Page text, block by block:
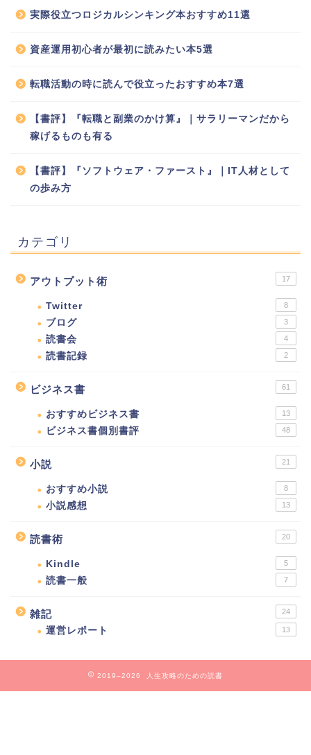
実際役立つロジカルシンキング本おすすめ11選
資産運用初心者が最初に読みたい本5選
転職活動の時に読んで役立ったおすすめ本7選
【書評】『転職と副業のかけ算』｜サラリーマンだから
稼げるものも有る
【書評】『ソフトウェア・ファースト』｜IT人材として
の歩み方
カテゴリ
アウトプット術 17
Twitter 8
ブログ 3
読書会 4
読書記録 2
ビジネス書 61
おすすめビジネス書 13
ビジネス書個別書評 48
小説 21
おすすめ小説 8
小説感想 13
読書術 20
Kindle 5
読書一般 7
雑記 24
運営レポート 13
2019–2026 人生攻略のための読書